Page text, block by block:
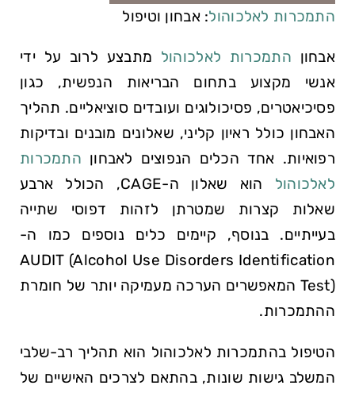
התמכרות לאלכוהול: אבחון וטיפול
אבחון התמכרות לאלכוהול מתבצע לרוב על ידי
אנשי מקצוע בתחום הבריאות הנפשית, כגון
פסיכיאטרים, פסיכולוגים ועובדים סוציאליים. תהליך
האבחון כולל ראיון קליני, שאלונים מובנים ובדיקות
רפואיות. אחד הכלים הנפוצים לאבחון התמכרות
לאלכוהול
הוא שאלון ה-CAGE, הכולל ארבע
שאלות קצרות שמטרתן לזהות דפוסי שתייה
בעייתיים. בנוסף, קיימים כלים נוספים כמו ה-
AUDIT (Alcohol Use Disorders Identification
Test) המאפשרים הערכה מעמיקה יותר של חומרת
ההתמכרות.
הטיפול בהתמכרות לאלכוהול הוא תהליך רב-שלבי
המשלב גישות שונות, בהתאם לצרכים האישיים של